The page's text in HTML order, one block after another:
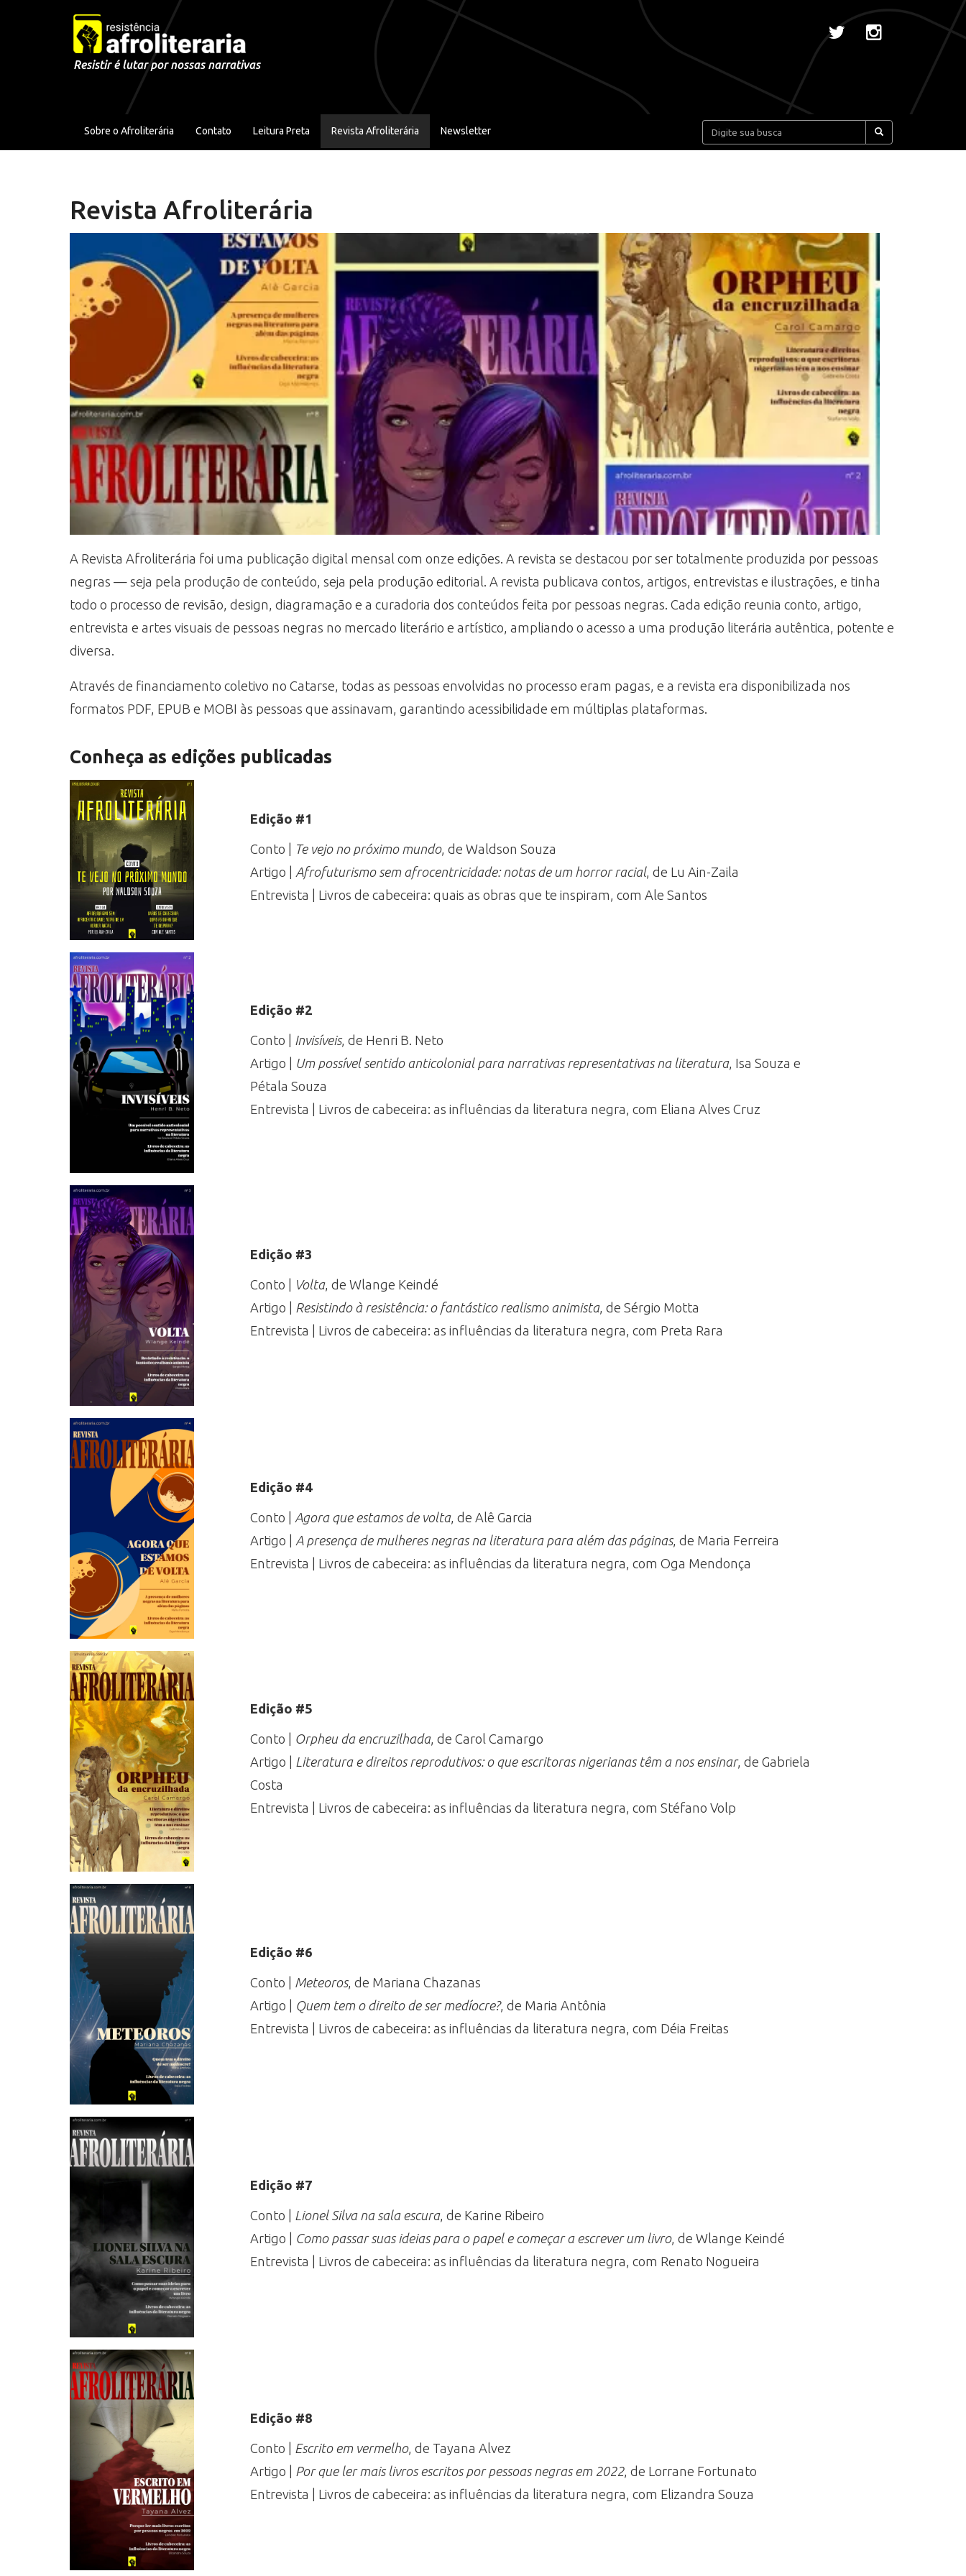
Pular para o conteúdo
Resistir é lutar por nossas narrativas
Sobre o Afroliterária Contato Leitura Preta Revista Afroliterária Newsletter Pesquisar:
Revista Afroliterária
A Revista Afroliterária foi uma publicação digital mensal com onze edições. A revista se destacou por ser totalmente produzida por pessoas
negras — seja pela produção de conteúdo, seja pela produção editorial. A revista publicava contos, artigos, entrevistas e ilustrações, e tinha
todo o processo de revisão, design, diagramação e a curadoria dos conteúdos feita por pessoas negras. Cada edição reunia conto, artigo,
entrevista e artes visuais de pessoas negras no mercado literário e artístico, ampliando o acesso a uma produção literária autêntica, potente e
diversa.
Através de financiamento coletivo no Catarse, todas as pessoas envolvidas no processo eram pagas, e a revista era disponibilizada nos
formatos PDF, EPUB e MOBI às pessoas que assinavam, garantindo acessibilidade em múltiplas plataformas.
Conheça as edições publicadas
Edição #1
Conto | Te vejo no próximo mundo, de Waldson Souza
Artigo | Afrofuturismo sem afrocentricidade: notas de um horror racial, de Lu Ain-Zaila
Entrevista | Livros de cabeceira: quais as obras que te inspiram, com Ale Santos
Edição #2
Conto | Invisíveis, de Henri B. Neto
Artigo |
Um possível sentido anticolonial para narrativas representativas na literatura, Isa Souza e
Pétala Souza
Entrevista | Livros de cabeceira: as influências da literatura negra, com Eliana Alves Cruz
Edição #3
Conto | Volta, de Wlange Keindé
Artigo |
Resistindo à resistência: o fantástico realismo animista, de Sérgio Motta
Entrevista | Livros de cabeceira: as influências da literatura negra, com Preta Rara
Edição #4
Conto | Agora que estamos de volta, de Alê Garcia
Artigo | A presença de mulheres negras na literatura para além das páginas, de Maria Ferreira
Entrevista | Livros de cabeceira: as influências da literatura negra, com Oga Mendonça
Edição #5
Conto | Orpheu da encruzilhada, de Carol Camargo
Artigo |
Literatura e direitos reprodutivos: o que escritoras nigerianas têm a nos ensinar, de Gabriela
Costa
Entrevista | Livros de cabeceira: as influências da literatura negra, com Stéfano Volp
Edição #6
Conto | Meteoros, de Mariana Chazanas
Artigo |
Quem tem o direito de ser medíocre?, de Maria Antônia
Entrevista | Livros de cabeceira: as influências da literatura negra, com Déia Freitas
Edição #7
Conto | Lionel Silva na sala escura, de Karine Ribeiro
Artigo |
Como passar suas ideias para o papel e começar a escrever um livro, de Wlange Keindé
Entrevista | Livros de cabeceira: as influências da literatura negra, com Renato Nogueira
Edição #8
Conto | Escrito em vermelho, de Tayana Alvez
Artigo |
Por que ler mais livros escritos por pessoas negras em 2022, de Lorrane Fortunato
Entrevista | Livros de cabeceira: as influências da literatura negra, com Elizandra Souza